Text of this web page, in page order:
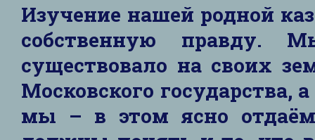
Изучение нашей родной
собственную правду.
существовало на своих
Московского государства,
мы – в этом ясно